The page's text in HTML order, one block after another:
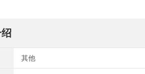
其他